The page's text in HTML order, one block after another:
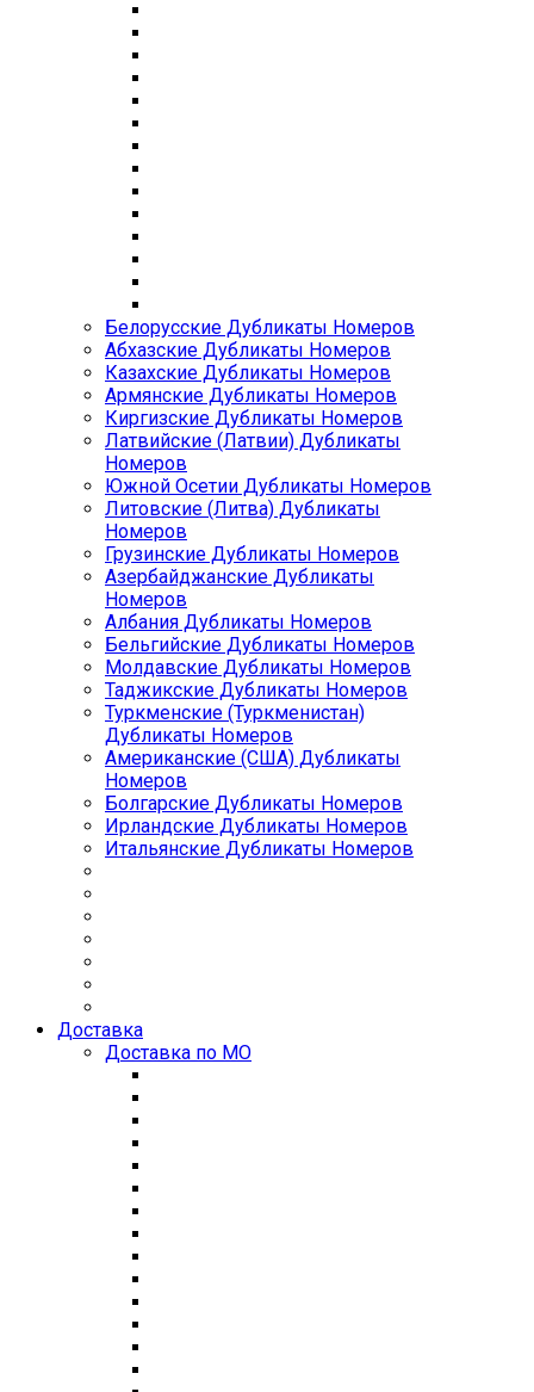
Белорусские Дубликаты Номеров
Абхазские Дубликаты Номеров
Казахские Дубликаты Номеров
Армянские Дубликаты Номеров
Киргизские Дубликаты Номеров
Латвийские (Латвии) Дубликаты
Номеров
Южной Осетии Дубликаты Номеров
Литовские (Литва) Дубликаты
Номеров
Грузинские Дубликаты Номеров
Азербайджанские Дубликаты
Номеров
Албания Дубликаты Номеров
Бельгийские Дубликаты Номеров
Молдавские Дубликаты Номеров
Таджикские Дубликаты Номеров
Туркменские (Туркменистан)
Дубликаты Номеров
Американские (США) Дубликаты
Номеров
Болгарские Дубликаты Номеров
Ирландские Дубликаты Номеров
Итальянские Дубликаты Номеров
Доставка
Доставка по МО